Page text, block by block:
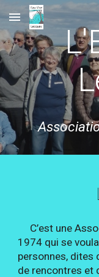
Skip to main content
L'
C’est une
1974 qui se
personnes, dites
de rencontres et